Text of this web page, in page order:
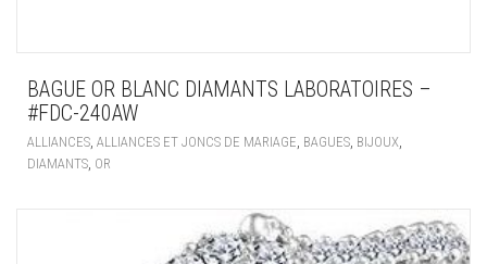
BAGUE OR BLANC DIAMANTS LABORATOIRES –
#FDC-240AW
ALLIANCES ALLIANCES ET JONCS DE MARIAGE BAGUES BIJOUX
DIAMANTS OR